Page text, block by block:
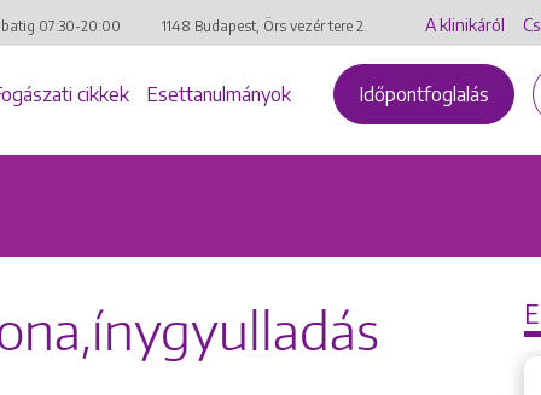
07:30-20:00 1148 Budapest, Örs vezér tere 2. A klinikáról
cikkek Esettanulmányok Időpontfoglalás